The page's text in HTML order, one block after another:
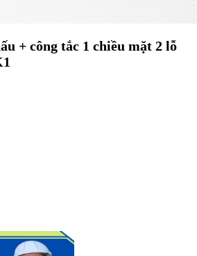
+ công tắc 1 chiều mặt 2 lỗ